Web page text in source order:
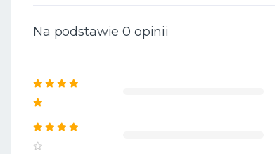
Na podstawie 0 opinii